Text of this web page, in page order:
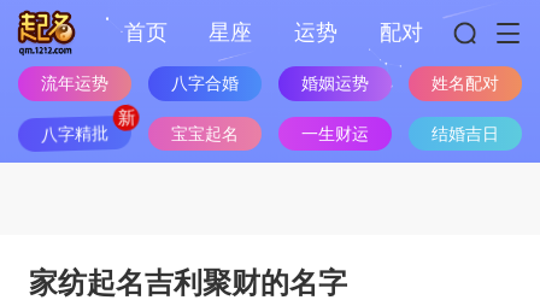
首页 星座 运势 配对
流年运势 八字合婚 婚姻运势 姓名配对
八字精批 宝宝起名 一生财运 结婚吉日
家纺起名吉利聚财的名字